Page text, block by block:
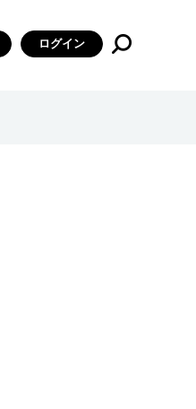
ログイン